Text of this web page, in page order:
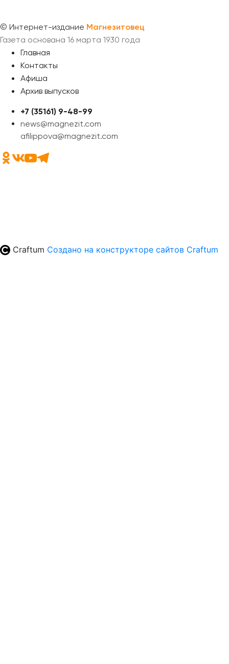
© Интернет-издание Магнезитовец
Газета основана 16 марта 1930 года
Главная
Контакты
Афиша
Архив выпусков
+7 (35161) 9-48-99
news@magnezit.com
afilippova@magnezit.com
Craftum Создано на конструкторе сайтов Craftum